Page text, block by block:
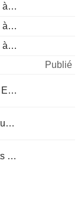
Adjudication de BTF à 12 mois
Adjudication de BTF à 6 mois
Adjudication de BTF à 3 mois
Publié
NAB Confiance Des Entreprises
RBA Décision De Taux D'Intérêt
Ventes de Logements Existants